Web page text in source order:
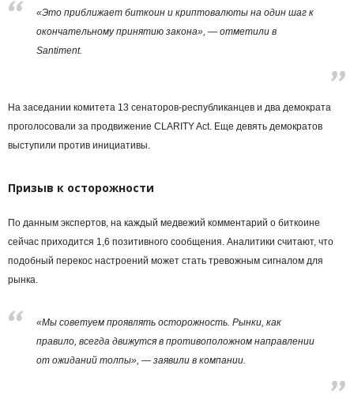
«Это приближает биткоин и криптовалюты на один шаг к
окончательному принятию закона», — отметили в
Santiment.
На заседании комитета 13 сенаторов-республиканцев и два демократа
проголосовали за продвижение CLARITY Act. Еще девять демократов
выступили против инициативы.
Призыв к осторожности
По данным экспертов, на каждый медвежий комментарий о биткоине
сейчас приходится 1,6 позитивного сообщения. Аналитики считают, что
подобный перекос настроений может стать тревожным сигналом для
рынка.
«Мы советуем проявлять осторожность. Рынки, как
правило, всегда движутся в противоположном направлении
от ожиданий толпы», — заявили в компании.